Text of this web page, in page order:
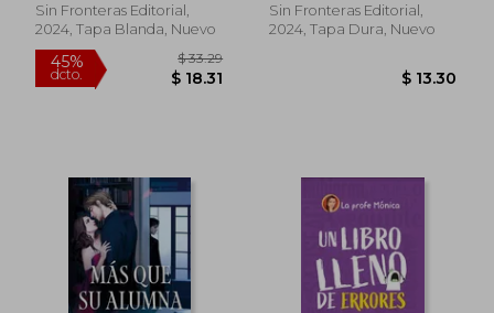
Rápido
Sin Fronteras Editorial,
2024, Tapa Blanda, Nuevo
Sin Fronteras Editorial,
2024, Tapa Dura, Nuevo